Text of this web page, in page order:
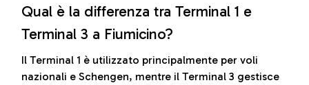
Qual è la differenza tra Terminal 1 e
Terminal 3 a Fiumicino?
Il Terminal 1 è utilizzato principalmente per voli
nazionali e Schengen, mentre il Terminal 3 gestisce